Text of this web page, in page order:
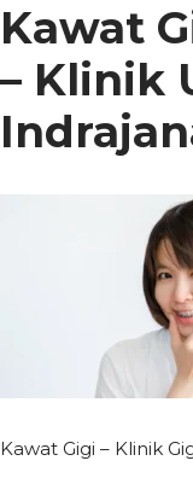
Kawat
– Klinik
Kawat Gigi – Klinik